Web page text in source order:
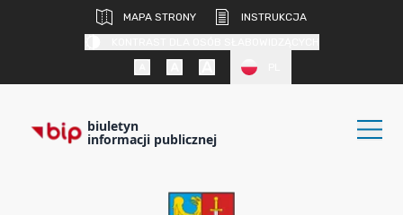
MAPA STRONY
INSTRUKCJA
biuletyn
informacji publicznej